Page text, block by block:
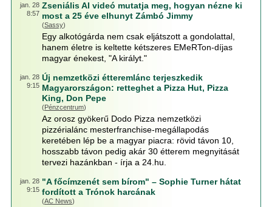
jan. 28
8:57
Zseniális AI videó mutatja meg, hogyan nézne ki
most a 25 éve elhunyt Zámbó Jimmy
(Sassy)
Egy alkotógárda nem csak eljátszott a gondolattal,
hanem életre is keltette kétszeres EMeRTon-díjas
magyar énekest, "A királyt."
jan. 28
9:15
Új nemzetközi étteremlánc terjeszkedik
Magyarországon: retteghet a Pizza Hut, Pizza
King, Don Pepe
(Pénzcentrum)
Az orosz gyökerű Dodo Pizza nemzetközi
pizzérialánc mesterfranchise-megállapodás
keretében lép be a magyar piacra: rövid távon 10,
hosszabb távon pedig akár 30 étterem megnyitását
tervezi hazánkban - írja a 24.hu.
jan. 28
9:15
"A főcímzenét sem bírom" – Sophie Turner hátat
fordított a Trónok harcának
(AC News)